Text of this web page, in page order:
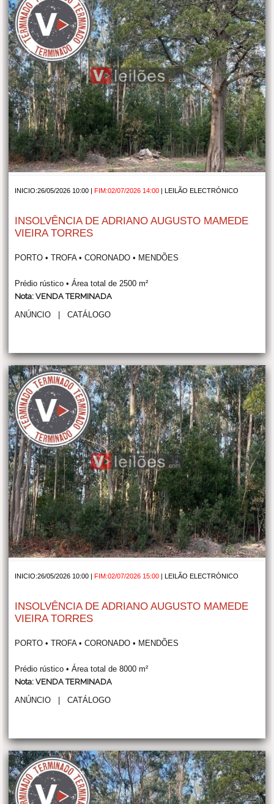
INICIO:26/05/2026 10:00 |FIM:02/07/2026 14:00 |LEILÃO ELECTRÓNICO
INSOLVÊNCIA DE ADRIANO AUGUSTO MAMEDE
VIEIRA TORRES
PORTO • TROFA • CORONADO • MENDÕES
Prédio rústico • Área total de 2500 m²
Nota: VENDA TERMINADA
ANÚNCIO |CATÁLOGO
INICIO:26/05/2026 10:00 |FIM:02/07/2026 15:00 |LEILÃO ELECTRÓNICO
INSOLVÊNCIA DE ADRIANO AUGUSTO MAMEDE
VIEIRA TORRES
PORTO • TROFA • CORONADO • MENDÕES
Prédio rústico • Área total de 8000 m²
Nota: VENDA TERMINADA
ANÚNCIO |CATÁLOGO